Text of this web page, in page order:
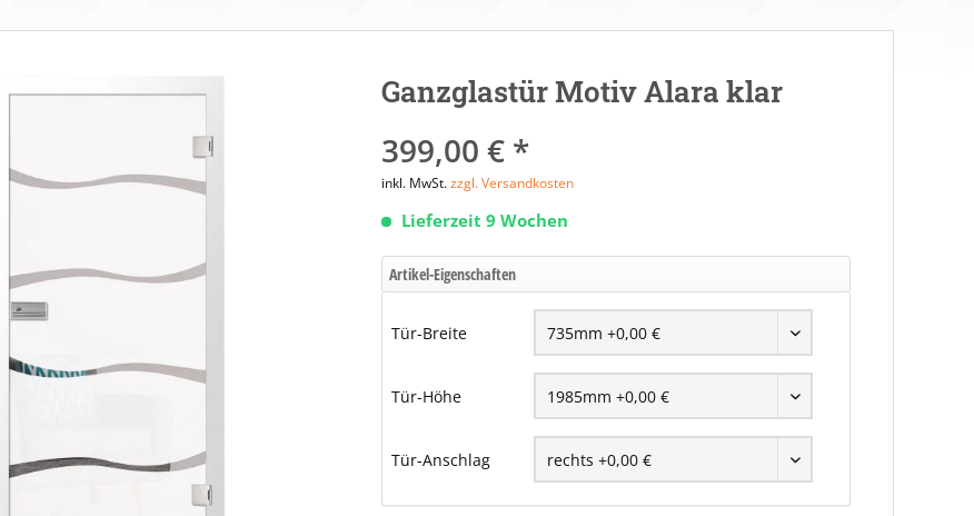
Ganzglastür Motiv Alara klar
399,00 € *
inkl. MwSt.zzgl. Versandkosten
Lieferzeit 9 Wochen
Artikel-Eigenschaften
Tür-Breite
Tür-Höhe
Tür-Anschlag